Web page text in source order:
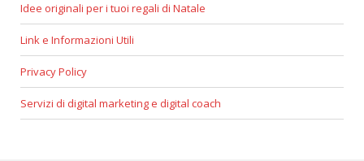
Idee originali per i tuoi regali di Natale
Link e Informazioni Utili
Privacy Policy
Servizi di digital marketing e digital coach